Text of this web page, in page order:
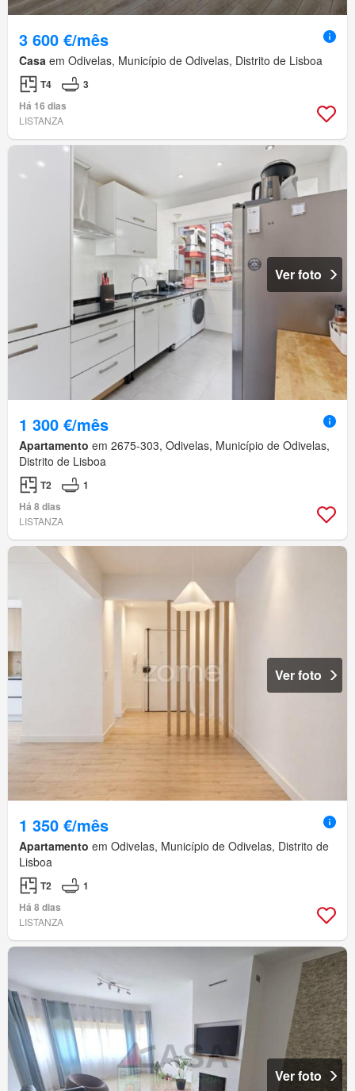
3 600 €/mês
Casa em Odivelas, Município de Odivelas, Distrito de Lisboa
T4
3
Há 16 dias
LISTANZA
Ver foto
1 300 €/mês
Apartamento em 2675-303, Odivelas, Município de Odivelas,
Distrito de Lisboa
T2
1
Há 8 dias
LISTANZA
Ver foto
1 350 €/mês
Apartamento em Odivelas, Município de Odivelas, Distrito de
Lisboa
T2
1
Há 8 dias
LISTANZA
Ver foto